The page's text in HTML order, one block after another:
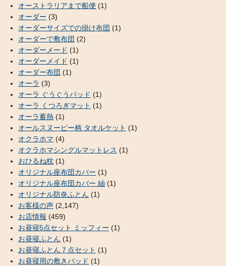
オーストラリアまで船便 (1)
オーダー (3)
オーダーサイズでの掛け布団 (1)
オーダーで敷布団 (2)
オーダーメード (1)
オーダーメイド (1)
オーダー布団 (1)
オーラ (3)
オーラ ぐうぐうパッド (1)
オーラ くつろぎマット (1)
オーラ蓄熱 (1)
オールスヌーピー柄 タオルケット (1)
オクラホマ (4)
オクラホマシングルマットレス (1)
おひるね枕 (1)
オリジナル座布団カバー (1)
オリジナル座布団カバー 紬 (1)
オリジナル防炎ふとん (1)
お客様の声 (2,147)
お店情報 (459)
お昼寝5点セット ミッフィー (1)
お昼寝ふとん (1)
お昼寝ふとん７点セット (1)
お昼寝用の敷きパッド (1)